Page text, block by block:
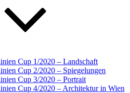
Cup 1/2020 – Landschaft
Cup 2/2020 – Spiegelungen
Cup 3/2020 – Portrait
Cup 4/2020 – Architektur in Wien